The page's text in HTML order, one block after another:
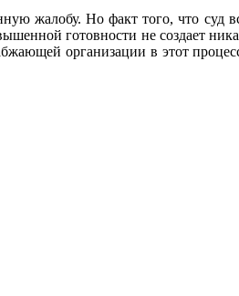
жалобу. Но факт того, что суд
готовности не создает
организации в этот